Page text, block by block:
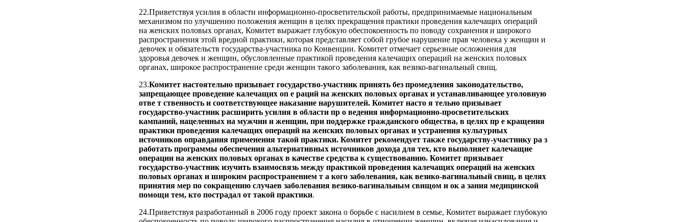
22.Приветствуя усилия в области информационно-просветительской работы, предпринимаемые национальным
механизмом по улучшению положения женщин в целях прекращения практики проведения калечащих операций
на женских половых органах, Комитет выражает глубокую обеспокоенность по поводу сохранения и широкого
распространения этой вредной практики, которая представляет собой грубое нарушение прав человека у женщин и
девочек и обязательств государства-участника по Конвенции. Комитет отмечает серьезные осложнения для
здоровья девочек и женщин, обусловленные практикой проведения калечащих операций на женских половых
органах, широкое распространение среди женщин такого заболевания, как везико-вагинальный свищ.
23.Комитет настоятельно призывает государство-участник принять без промедления законодательство,
запрещающее проведение калечащих оп е раций на женских половых органах и устанавливающее уголовную
отве т ственность и соответствующее наказание нарушителей. Комитет насто я тельно призывает
государство-участник расширить усилия в области пр о ведения информационно-просветительских
кампаний, нацеленных на мужчин и женщин, при поддержке гражданского общества, в целях пр е кращения
практики проведения калечащих операций на женских половых органах и устранения культурных
источников оправдания применения такой практики. Комитет рекомендует также государству-участнику ра з
работать программы обеспечения альтернативных источников дохода для тех, кто выполняет калечащие
операции на женских половых органах в качестве средства к существованию. Комитет призывает
государство-участник изучить взаимосвязь между практикой проведения калечащих операций на женских
половых органах и широким распространением т а кого заболевания, как везико-вагинальный свищ, в целях
принятия мер по сокращению случаев заболевания везико-вагинальным свищом и ок а зания медицинской
помощи тем, кто пострадал от такой практики.
24.Приветствуя разработанный в 2006 году проект закона о борьбе с насилием в семье, Комитет выражает глубокую